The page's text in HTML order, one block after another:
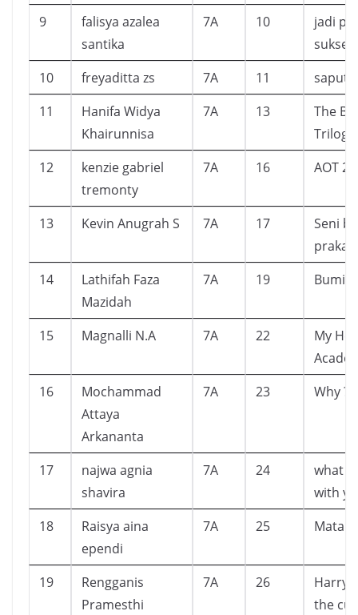
9
falisya azalea
santika
7A 10
jadi
sukses
10
freyaditta zs 7A 11
11
Hanifa Widya
Khairunnisa
7A 13
The
Trilogy
12
kenzie gabriel
tremonty
7A 16 AOT 2
13 Kevin Anugrah S 7A 17
Seni
14
Lathifah Faza
Mazidah
7A 19 Bumi
15 Magnalli N.A 7A 22
My
16
Mochammad
Attaya
Arkananta
7A 23 Why ?
17
najwa agnia
shavira
7A 24
what
with
18
Raisya aina
ependi
7A 25
19
Rengganis
Pramesthi
7A 26
Harry
the